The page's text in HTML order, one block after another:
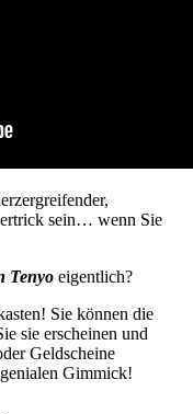
sein… wenn Sie
Tenyo eigentlich?
Sie können die
sie erscheinen und
Geldscheine
Gimmick!